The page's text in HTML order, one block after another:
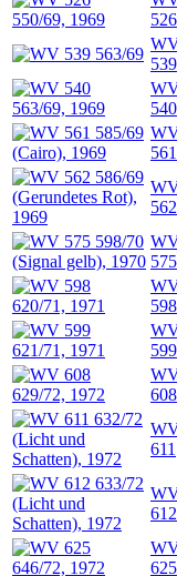
526
539
540
561
562
575
598
599
608
611
612
625